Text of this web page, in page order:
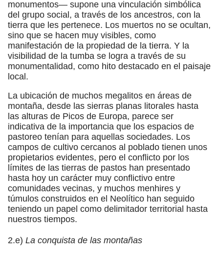
monumentos— supone una vinculación simbólica
del grupo social, a través de los ancestros, con la
tierra que les pertenece. Los muertos no se ocultan,
sino que se hacen muy visibles, como
manifestación de la propiedad de la tierra. Y la
visibilidad de la tumba se logra a través de su
monumentalidad, como hito destacado en el paisaje
local.
La ubicación de muchos megalitos en áreas de
montaña, desde las sierras planas litorales hasta
las alturas de Picos de Europa, parece ser
indicativa de la importancia que los espacios de
pastoreo tenían para aquellas sociedades. Los
campos de cultivo cercanos al poblado tienen unos
propietarios evidentes, pero el conflicto por los
límites de las tierras de pastos han presentado
hasta hoy un carácter muy conflictivo entre
comunidades vecinas, y muchos menhires y
túmulos construidos en el Neolítico han seguido
teniendo un papel como delimitador territorial hasta
nuestros tiempos.
2.e) La conquista de las montañas